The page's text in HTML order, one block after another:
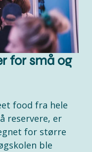
for små og
food fra hele
reservere, er
for større
ble